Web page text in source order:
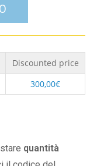
Discounted price
300,00€
quantità